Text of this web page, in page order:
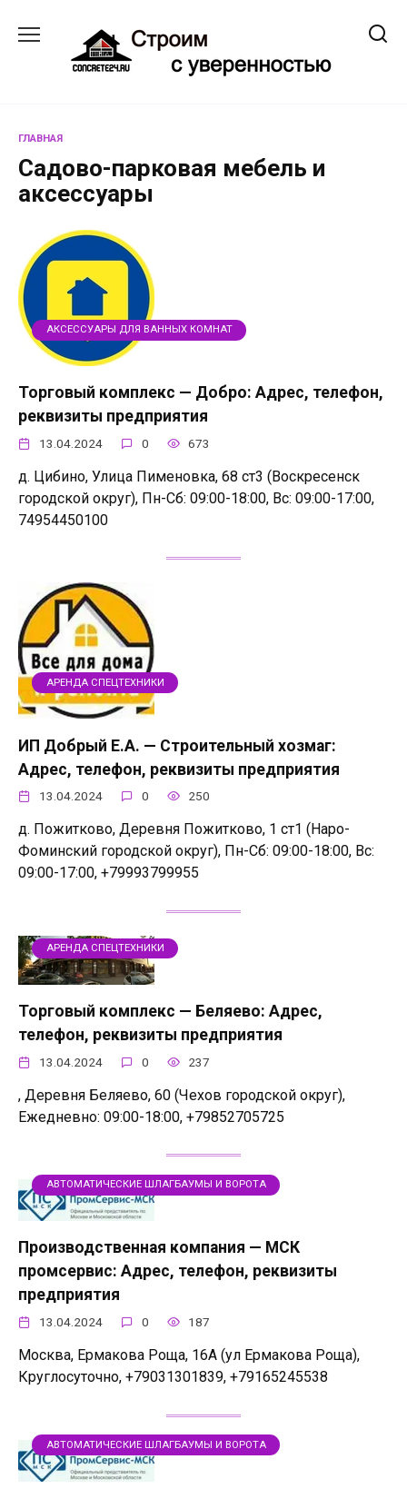
содержанию
ГЛАВНАЯ
Садово-парковая мебель и
аксессуары
АКСЕССУАРЫ ДЛЯ ВАННЫХ КОМНАТ
Торговый комплекс — Добро: Адрес, телефон,
реквизиты предприятия
13.04.2024 0 673
д. Цибино, Улица Пименовка, 68 ст3 (Воскресенск
городской округ), Пн-Сб: 09:00-18:00, Вс: 09:00-17:00,
74954450100
АРЕНДА СПЕЦТЕХНИКИ
ИП Добрый Е.А. — Строительный хозмаг:
Адрес, телефон, реквизиты предприятия
13.04.2024 0 250
д. Пожитково, Деревня Пожитково, 1 ст1 (Наро-
Фоминский городской округ), Пн-Сб: 09:00-18:00, Вс:
09:00-17:00, +79993799955
АРЕНДА СПЕЦТЕХНИКИ
Торговый комплекс — Беляево: Адрес,
телефон, реквизиты предприятия
13.04.2024 0 237
, Деревня Беляево, 60 (Чехов городской округ),
Ежедневно: 09:00-18:00, +79852705725
АВТОМАТИЧЕСКИЕ ШЛАГБАУМЫ И ВОРОТА
Производственная компания — МСК
промсервис: Адрес, телефон, реквизиты
предприятия
13.04.2024 0 187
Москва, Ермакова Роща, 16А (ул Ермакова Роща),
Круглосуточно, +79031301839, +79165245538
АВТОМАТИЧЕСКИЕ ШЛАГБАУМЫ И ВОРОТА